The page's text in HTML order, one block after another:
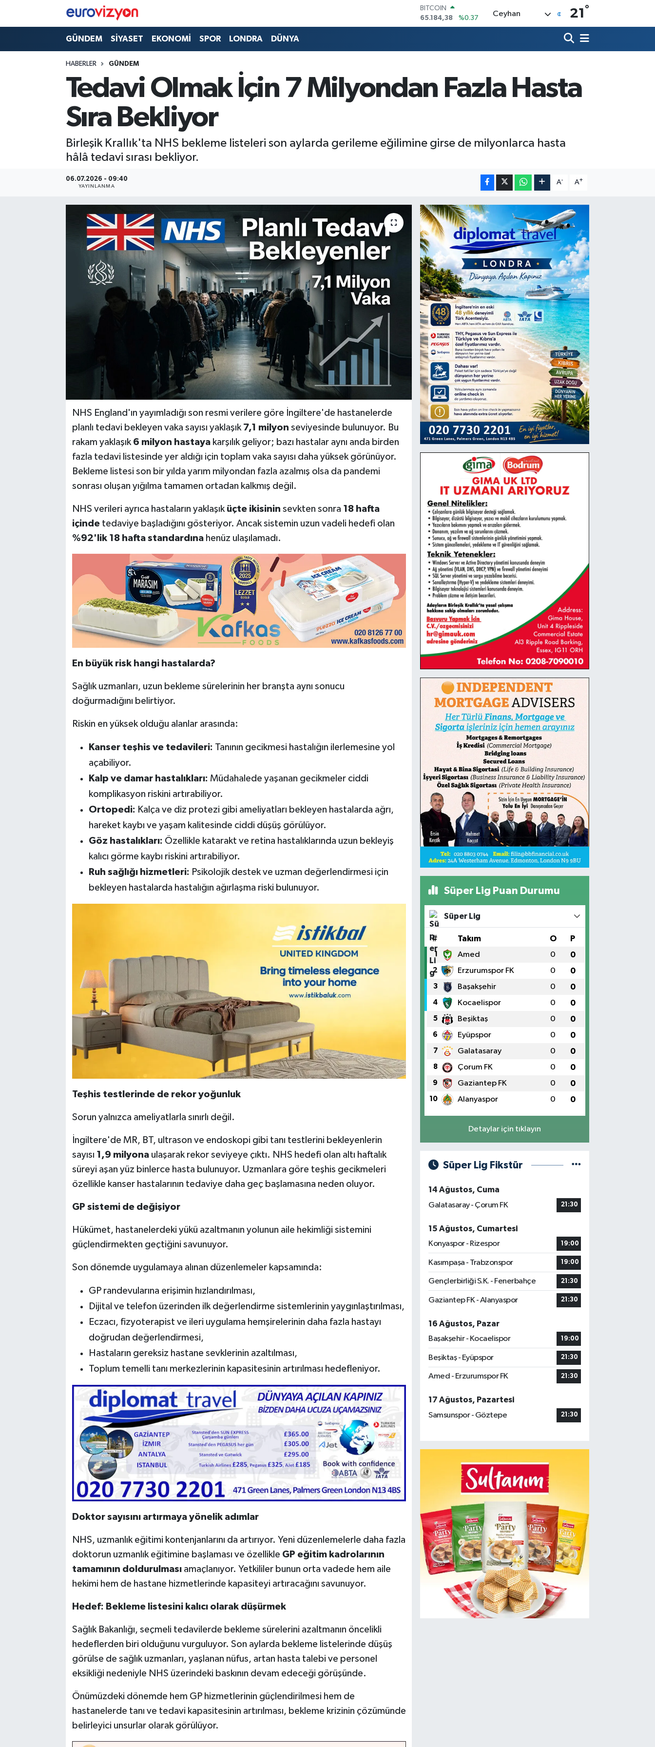
BITCOIN
65.184,38
%0.37
DOLAR
64,4329
%-0.02
GRAM ALTIN
6664.02
%0.05
Ceyhan 21 °
GÜNDEM SİYASET EKONOMİ SPOR LONDRA DÜNYA
HABERLER GÜNDEM
Tedavi Olmak İçin 7 Milyondan Fazla Hasta
Sıra Bekliyor
Birleşik Krallık'ta NHS bekleme listeleri son aylarda gerileme eğilimine girse de milyonlarca hasta
hâlâ tedavi sırası bekliyor.
06.07.2026 - 09:40
YAYINLANMA
A- A+
NHS England'ın yayımladığı son resmi verilere göre İngiltere'de hastanelerde
planlı tedavi bekleyen vaka sayısı yaklaşık 7,1 milyon seviyesinde bulunuyor. Bu
rakam yaklaşık 6 milyon hastayakarşılık geliyor; bazı hastalar aynı anda birden
fazla tedavi listesinde yer aldığı için toplam vaka sayısı daha yüksek görünüyor.
Bekleme listesi son bir yılda yarım milyondan fazla azalmış olsa da pandemi
sonrası oluşan yığılma tamamen ortadan kalkmış değil.
NHS verileri ayrıca hastaların yaklaşık üçte ikisinin sevkten sonra 18 hafta
içindetedaviye başladığını gösteriyor. Ancak sistemin uzun vadeli hedefi olan
%92'lik 18 hafta standardınahenüz ulaşılamadı.
En büyük risk hangi hastalarda?
Sağlık uzmanları, uzun bekleme sürelerinin her branşta aynı sonucu
doğurmadığını belirtiyor.
Riskin en yüksek olduğu alanlar arasında:
Kanser teşhis ve tedavileri: Tanının gecikmesi hastalığın ilerlemesine yol
açabiliyor.
Kalp ve damar hastalıkları: Müdahalede yaşanan gecikmeler ciddi
komplikasyon riskini artırabiliyor.
Ortopedi: Kalça ve diz protezi gibi ameliyatları bekleyen hastalarda ağrı,
hareket kaybı ve yaşam kalitesinde ciddi düşüş görülüyor.
Göz hastalıkları: Özellikle katarakt ve retina hastalıklarında uzun bekleyiş
kalıcı görme kaybı riskini artırabiliyor.
Ruh sağlığı hizmetleri: Psikolojik destek ve uzman değerlendirmesi için
bekleyen hastalarda hastalığın ağırlaşma riski bulunuyor.
Teşhis testlerinde de rekor yoğunluk
Sorun yalnızca ameliyatlarla sınırlı değil.
İngiltere'de MR, BT, ultrason ve endoskopi gibi tanı testlerini bekleyenlerin
sayısı 1,9 milyonaulaşarak rekor seviyeye çıktı. NHS hedefi olan altı haftalık
süreyi aşan yüz binlerce hasta bulunuyor. Uzmanlara göre teşhis gecikmeleri
özellikle kanser hastalarının tedaviye daha geç başlamasına neden oluyor.
GP sistemi de değişiyor
Hükümet, hastanelerdeki yükü azaltmanın yolunun aile hekimliği sistemini
güçlendirmekten geçtiğini savunuyor.
Son dönemde uygulamaya alınan düzenlemeler kapsamında:
GP randevularına erişimin hızlandırılması,
Dijital ve telefon üzerinden ilk değerlendirme sistemlerinin yaygınlaştırılması,
Eczacı, fizyoterapist ve ileri uygulama hemşirelerinin daha fazla hastayı
doğrudan değerlendirmesi,
Hastaların gereksiz hastane sevklerinin azaltılması,
Toplum temelli tanı merkezlerinin kapasitesinin artırılması hedefleniyor.
Doktor sayısını artırmaya yönelik adımlar
NHS, uzmanlık eğitimi kontenjanlarını da artırıyor. Yeni düzenlemelerle daha fazla
doktorun uzmanlık eğitimine başlaması ve özellikle GP eğitim kadrolarının
tamamının doldurulmasıamaçlanıyor. Yetkililer bunun orta vadede hem aile
hekimi hem de hastane hizmetlerinde kapasiteyi artıracağını savunuyor.
Hedef: Bekleme listesini kalıcı olarak düşürmek
Sağlık Bakanlığı, seçmeli tedavilerde bekleme sürelerini azaltmanın öncelikli
hedeflerden biri olduğunu vurguluyor. Son aylarda bekleme listelerinde düşüş
görülse de sağlık uzmanları, yaşlanan nüfus, artan hasta talebi ve personel
eksikliği nedeniyle NHS üzerindeki baskının devam edeceği görüşünde.
Önümüzdeki dönemde hem GP hizmetlerinin güçlendirilmesi hem de
hastanelerde tanı ve tedavi kapasitesinin artırılması, bekleme krizinin çözümünde
belirleyici unsurlar olarak görülüyor.
Süper Lig Puan Durumu
Süper Lig
# Takım O P
1 Amed 0 0
2 Erzurumspor FK 0 0
3 Başakşehir 0 0
4 Kocaelispor 0 0
5 Beşiktaş 0 0
6 Eyüpspor 0 0
7 Galatasaray 0 0
8 Çorum FK 0 0
9 Gaziantep FK 0 0
10 Alanyaspor 0 0
Detaylar için tıklayın
Süper Lig Fikstür
14 Ağustos, Cuma
Galatasaray - Çorum FK
21:30
15 Ağustos, Cumartesi
Konyaspor - Rizespor
19:00
Kasımpaşa - Trabzonspor 19:00
Gençlerbirliği S.K. - Fenerbahçe 21:30
Gaziantep FK - Alanyaspor 21:30
16 Ağustos, Pazar
Başakşehir - Kocaelispor
19:00
Beşiktaş - Eyüpspor 21:30
Amed - Erzurumspor FK 21:30
17 Ağustos, Pazartesi
Samsunspor - Göztepe
21:30